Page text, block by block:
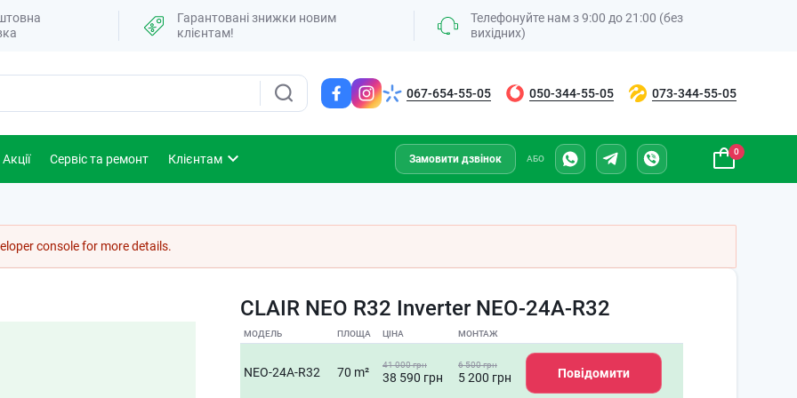
Гарантовані знижки новим
клієнтам!
Телефонуйте нам з 9:00 до 21:00 (без
вихідних)
067-654-55-05 050-344-55-05 073-344-55-05
Акції Сервіс та ремонт Клієнтам Замовити дзвінок АБО
0
console for more details.
CLAIR NEO R32 Inverter NEO-24A-R32
МОДЕЛЬ ПЛОЩА ЦІНА МОНТАЖ
NEO-24A-R32 70 m²
41 000 грн
38 590 грн
6 500 грн
5 200 грн Повідомити